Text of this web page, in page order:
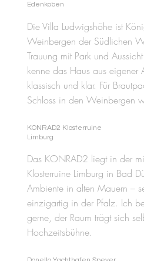
Edenkoben
Die Villa Ludwigshöhe ist
Weinbergen der Südlichen
Trauung mit Park und
kenne das Haus aus eigener
klassisch und klar. Für
Schloss in den Weinbergen
KONRAD2 Klosterruine
Limburg
Das KONRAD2 liegt in der
Klosterruine Limburg in Bad
Ambiente in alten Mauern –
einzigartig in der Pfalz. Ich
gerne, der Raum trägt sich
Hochzeitsbühne.